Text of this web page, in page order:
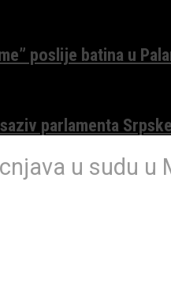
poslije batina u
parlamenta
u sudu u